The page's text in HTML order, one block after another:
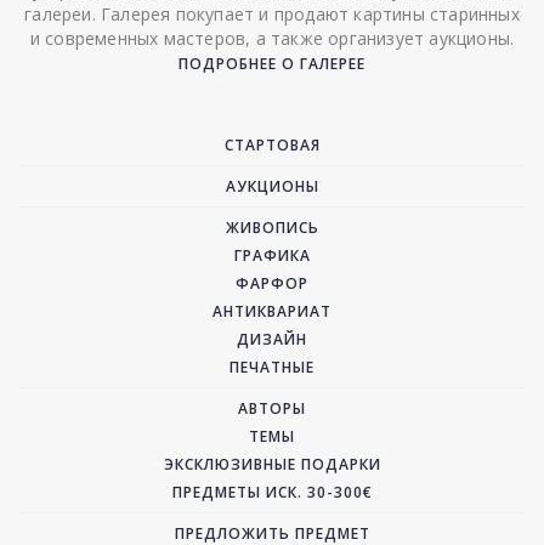
галереи. Галерея покупает и продают картины старинных
и современных мастеров, а также организует аукционы.
ПОДРОБНЕЕ О ГАЛЕРЕЕ
СТАРТОВАЯ
АУКЦИОНЫ
ЖИВОПИСЬ
ГРАФИКА
ФАРФОР
АНТИКВАРИАТ
ДИЗАЙН
ПЕЧАТНЫЕ
АВТОРЫ
ТЕМЫ
ЭКСКЛЮЗИВНЫЕ ПОДАРКИ
ПРЕДМЕТЫ ИСК. 30-300€
ПРЕДЛОЖИТЬ ПРЕДМЕТ